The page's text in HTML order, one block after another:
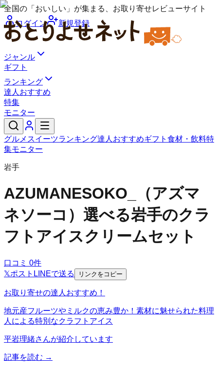
全国の「おいしい」が集まる、お取り寄せレビューサイト
ログイン
新規登録
ジャンル
ギフト
ランキング
達人おすすめ
特集
モニター
グルメ スイーツランキング達人おすすめギフト 食材・飲料特
集モニター
岩手
AZUMANESOKO_（アズマ
ネソーコ） 選べる岩手のクラ
フトアイスクリームセット
口コミ 0件
𝕏ポスト LINEで送る リンクをコピー
お取り寄せの達人おすすめ！
地元産フルーツやミルクの恵み豊か！素材に魅せられた料理
人による特別なクラフトアイス
平岩理緒さんが紹介しています
記事を読む →